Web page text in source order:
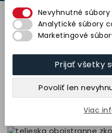
Teliesko
3x40
1,84 € bez DPH2,27
Nevyhnutné súbory
Analytické súbory
Marketingové
Prijať všetky
Povoliť len
Viac